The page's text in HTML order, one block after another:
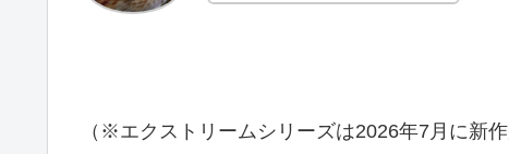
（※エクストリームシリーズは2026年7月に新